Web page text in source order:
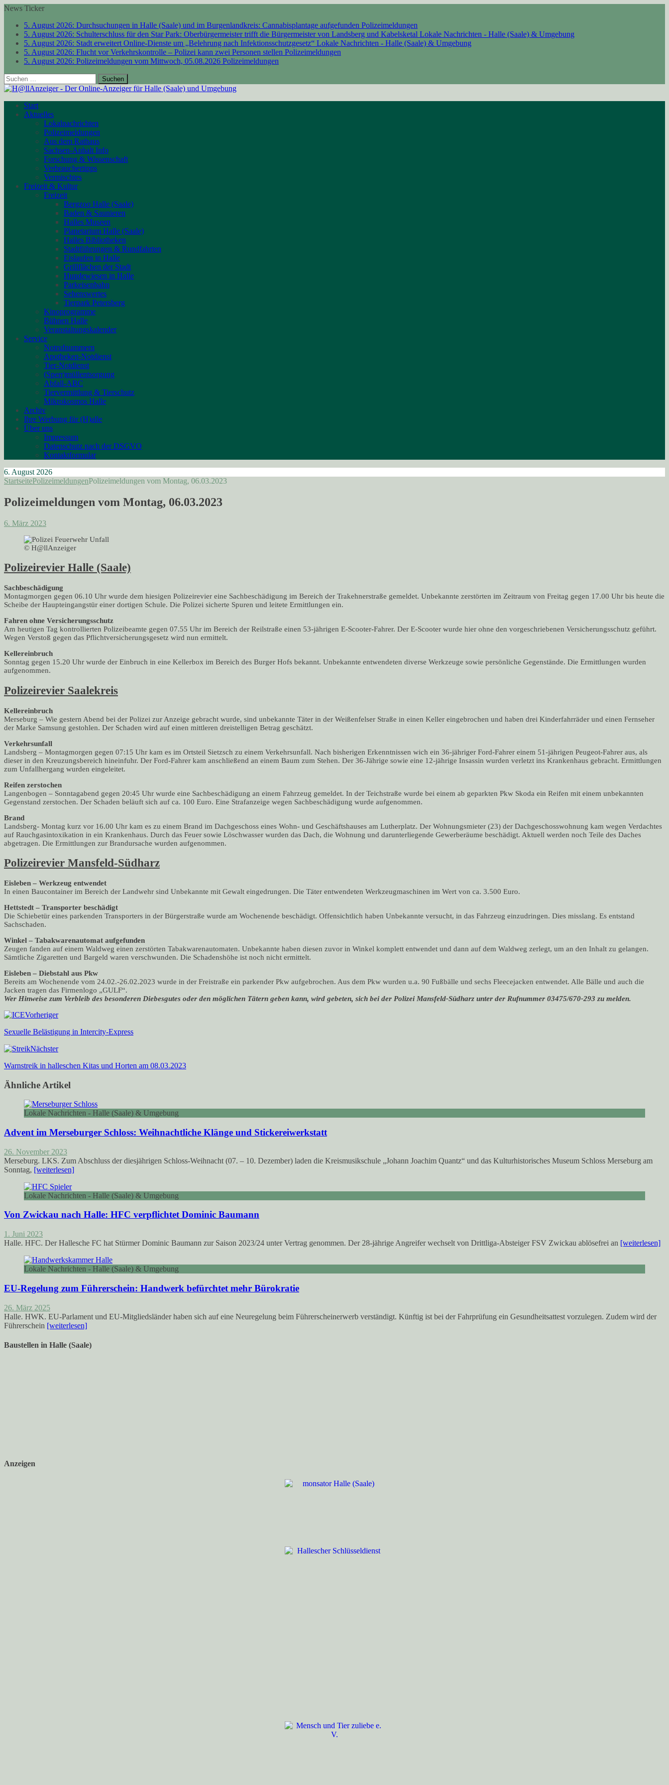
News Ticker
5. August 2026: Durchsuchungen in Halle (Saale) und im Burgenlandkreis: Cannabisplantage aufgefunden Polizeimeldungen
5. August 2026: Schulterschluss für den Star Park: Oberbürgermeister trifft die Bürgermeister von Landsberg und Kabelsketal Lokale Nachrichten - Halle (Saale) & Umgebung
5. August 2026: Stadt erweitert Online-Dienste um „Belehrung nach Infektionsschutzgesetz“ Lokale Nachrichten - Halle (Saale) & Umgebung
5. August 2026: Flucht vor Verkehrskontrolle – Polizei kann zwei Personen stellen Polizeimeldungen
5. August 2026: Polizeimeldungen vom Mittwoch, 05.08.2026 Polizeimeldungen
Suchen
nach:
Start
Aktuelles
Lokalnachrichten
Polizeimeldungen
Aus dem Rathaus
Sachsen-Anhalt Info
Forschung & Wissenschaft
Verbrauchertipps
Vermischtes
Freizeit & Kultur
Freizeit
Bergzoo Halle (Saale)
Baden & Saunieren
Halles Museen
Planetarium Halle (Saale)
Halles Bibliotheken
Stadtführungen & Rundfahrten
Eislaufen in Halle
Grillflächen der Stadt
Hundewiesen in Halle
Parkeisenbahn
Sehenswertes
Tierpark Petersberg
Kinoprogramme
Bühnen Halle
Veranstaltungskalender
Service
Notrufnummern
Apotheken-Notdienst
Tier-Notdienst
(Sperr)müllentsorgung
Abfall-ABC
Tiervermittlung & Tierschutz
Mikrokosmos Halle
Archiv
Ihre Werbung für (H)alle
Über uns
Impressum
Datenschutz nach der DSGVO
Kontaktformular
6. August 2026
StartseitePolizeimeldungenPolizeimeldungen vom Montag, 06.03.2023
Polizeimeldungen vom Montag, 06.03.2023
6. März 2023
© H@llAnzeiger
Polizeirevier Halle (Saale)
Sachbeschädigung
Montagmorgen gegen 06.10 Uhr wurde dem hiesigen Polizeirevier eine Sachbeschädigung im Bereich der Trakehnerstraße gemeldet. Unbekannte zerstörten im Zeitraum von Freitag gegen 17.00 Uhr bis heute die
Scheibe der Haupteingangstür einer dortigen Schule. Die Polizei sicherte Spuren und leitete Ermittlungen ein.
Fahren ohne Versicherungsschutz
Am heutigen Tag kontrollierten Polizeibeamte gegen 07.55 Uhr im Bereich der Reilstraße einen 53-jährigen E-Scooter-Fahrer. Der E-Scooter wurde hier ohne den vorgeschriebenen Versicherungsschutz geführt.
Wegen Verstoß gegen das Pflichtversicherungsgesetz wird nun ermittelt.
Kellereinbruch
Sonntag gegen 15.20 Uhr wurde der Einbruch in eine Kellerbox im Bereich des Burger Hofs bekannt. Unbekannte entwendeten diverse Werkzeuge sowie persönliche Gegenstände. Die Ermittlungen wurden
aufgenommen.
Polizeirevier Saalekreis
Kellereinbruch
Merseburg – Wie gestern Abend bei der Polizei zur Anzeige gebracht wurde, sind unbekannte Täter in der Weißenfelser Straße in einen Keller eingebrochen und haben drei Kinderfahrräder und einen Fernseher
der Marke Samsung gestohlen. Der Schaden wird auf einen mittleren dreistelligen Betrag geschätzt.
Verkehrsunfall
Landsberg – Montagmorgen gegen 07:15 Uhr kam es im Ortsteil Sietzsch zu einem Verkehrsunfall. Nach bisherigen Erkenntnissen wich ein 36-jähriger Ford-Fahrer einem 51-jährigen Peugeot-Fahrer aus, als
dieser in den Kreuzungsbereich hineinfuhr. Der Ford-Fahrer kam anschließend an einem Baum zum Stehen. Der 36-Jährige sowie eine 12-jährige Insassin wurden verletzt ins Krankenhaus gebracht. Ermittlungen
zum Unfallhergang wurden eingeleitet.
Reifen zerstochen
Langenbogen – Sonntagabend gegen 20:45 Uhr wurde eine Sachbeschädigung an einem Fahrzeug gemeldet. In der Teichstraße wurde bei einem ab geparkten Pkw Skoda ein Reifen mit einem unbekannten
Gegenstand zerstochen. Der Schaden beläuft sich auf ca. 100 Euro. Eine Strafanzeige wegen Sachbeschädigung wurde aufgenommen.
Brand
Landsberg- Montag kurz vor 16.00 Uhr kam es zu einem Brand im Dachgeschoss eines Wohn- und Geschäftshauses am Lutherplatz. Der Wohnungsmieter (23) der Dachgeschosswohnung kam wegen Verdachtes
auf Rauchgasintoxikation in ein Krankenhaus. Durch das Feuer sowie Löschwasser wurden das Dach, die Wohnung und darunterliegende Gewerberäume beschädigt. Aktuell werden noch Teile des Daches
abgetragen. Die Ermittlungen zur Brandursache wurden aufgenommen.
Polizeirevier Mansfeld-Südharz
Eisleben – Werkzeug entwendet
In einen Baucontainer im Bereich der Landwehr sind Unbekannte mit Gewalt eingedrungen. Die Täter entwendeten Werkzeugmaschinen im Wert von ca. 3.500 Euro.
Hettstedt – Transporter beschädigt
Die Schiebetür eines parkenden Transporters in der Bürgerstraße wurde am Wochenende beschädigt. Offensichtlich haben Unbekannte versucht, in das Fahrzeug einzudringen. Dies misslang. Es entstand
Sachschaden.
Winkel – Tabakwarenautomat aufgefunden
Zeugen fanden auf einem Waldweg einen zerstörten Tabakwarenautomaten. Unbekannte haben diesen zuvor in Winkel komplett entwendet und dann auf dem Waldweg zerlegt, um an den Inhalt zu gelangen.
Sämtliche Zigaretten und Bargeld waren verschwunden. Die Schadenshöhe ist noch nicht ermittelt.
Eisleben – Diebstahl aus Pkw
Bereits am Wochenende vom 24.02.-26.02.2023 wurde in der Freistraße ein parkender Pkw aufgebrochen. Aus dem Pkw wurden u.a. 90 Fußbälle und sechs Fleecejacken entwendet. Alle Bälle und auch die
Jacken tragen das Firmenlogo „GULF“.
Wer Hinweise zum Verbleib des besonderen Diebesgutes oder den möglichen Tätern geben kann, wird gebeten, sich bei der Polizei Mansfeld-Südharz unter der Rufnummer 03475/670-293 zu melden.
Vorheriger
Sexuelle Belästigung in Intercity-Express
Nächster
Warnstreik in halleschen Kitas und Horten am 08.03.2023
Ähnliche Artikel
Lokale Nachrichten - Halle (Saale) & Umgebung
Advent im Merseburger Schloss: Weihnachtliche Klänge und Stickereiwerkstatt
26. November 2023
Merseburg. LKS. Zum Abschluss der diesjährigen Schloss-Weihnacht (07. – 10. Dezember) laden die Kreismusikschule „Johann Joachim Quantz“ und das Kulturhistorisches Museum Schloss Merseburg am
Sonntag, [weiterlesen]
Lokale Nachrichten - Halle (Saale) & Umgebung
Von Zwickau nach Halle: HFC verpflichtet Dominic Baumann
1. Juni 2023
Halle. HFC. Der Hallesche FC hat Stürmer Dominic Baumann zur Saison 2023/24 unter Vertrag genommen. Der 28-jährige Angreifer wechselt von Drittliga-Absteiger FSV Zwickau ablösefrei an [weiterlesen]
Lokale Nachrichten - Halle (Saale) & Umgebung
EU-Regelung zum Führerschein: Handwerk befürchtet mehr Bürokratie
26. März 2025
Halle. HWK. EU-Parlament und EU-Mitgliedsländer haben sich auf eine Neuregelung beim Führerscheinerwerb verständigt. Künftig ist bei der Fahrprüfung ein Gesundheitsattest vorzulegen. Zudem wird der
Führerschein [weiterlesen]
Baustellen in Halle (Saale)
Anzeigen